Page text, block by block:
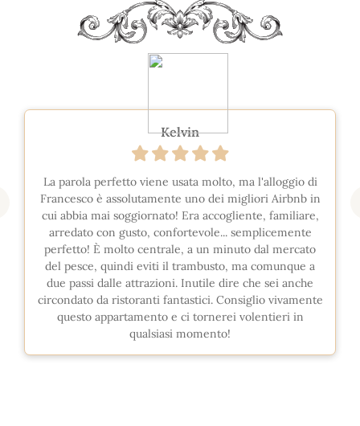
Kelvin
La parola perfetto viene usata molto, ma l'alloggio di
Francesco è assolutamente uno dei migliori Airbnb in
cui abbia mai soggiornato! Era accogliente, familiare,
arredato con gusto, confortevole... semplicemente
perfetto! È molto centrale, a un minuto dal mercato
del pesce, quindi eviti il trambusto, ma comunque a
due passi dalle attrazioni. Inutile dire che sei anche
circondato da ristoranti fantastici. Consiglio vivamente
questo appartamento e ci tornerei volentieri in
qualsiasi momento!